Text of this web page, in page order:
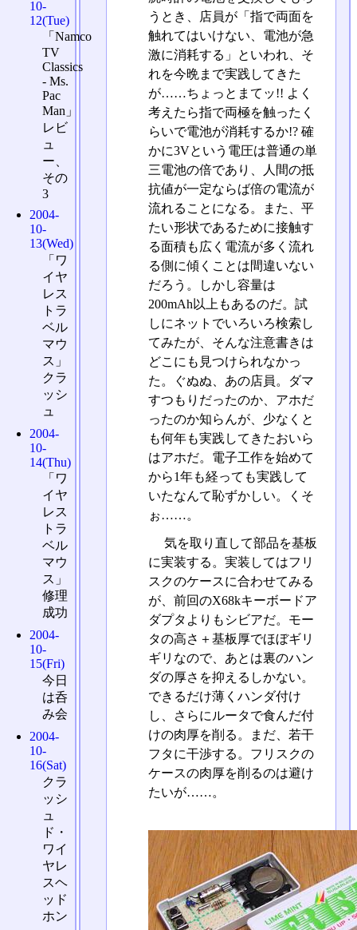
うとき、店員が「指で両面を
触れてはいけない、電池が急
激に消耗する」といわれ、そ
れを今晩まで実践してきた
が……ちょっとまてッ!! よく
考えたら指で両極を触ったく
らいで電池が消耗するか!? 確
かに3Vという電圧は普通の単
三電池の倍であり、人間の抵
抗値が一定ならば倍の電流が
流れることになる。また、平
たい形状であるために接触す
る面積も広く電流が多く流れ
る側に傾くことは間違いない
だろう。しかし容量は
200mAh以上もあるのだ。試
しにネットでいろいろ検索し
てみたが、そんな注意書きは
どこにも見つけられなかっ
た。ぐぬぬ、あの店員。ダマ
すつもりだったのか、アホだ
ったのか知らんが、少なくと
も何年も実践してきたおいら
はアホだ。電子工作を始めて
から1年も経っても実践して
いたなんて恥ずかしい。くそ
ぉ……。
気を取り直して部品を基板
に実装する。実装してはフリ
スクのケースに合わせてみる
が、前回のX68kキーボードア
ダプタよりもシビアだ。モー
タの高さ＋基板厚でほぼギリ
ギリなので、あとは裏のハン
ダの厚さを抑えるしかない。
できるだけ薄くハンダ付け
し、さらにルータで食んだ付
けの肉厚を削る。まだ、若干
フタに干渉する。フリスクの
ケースの肉厚を削るのは避け
たいが……。
10-
12(Tue)
「Namco
TV
Classics
- Ms.
Pac
Man」
レビ
ュ
ー、
その
3
2004-
10-
13(Wed)
「ワ
イヤ
レス
トラ
ベル
マウ
ス」
クラ
ッシ
ュ
2004-
10-
14(Thu)
「ワ
イヤ
レス
トラ
ベル
マウ
ス」
修理
成功
2004-
10-
15(Fri)
今日
は呑
み会
2004-
10-
16(Sat)
クラ
ッシ
ュ
ド・
ワイ
ヤレ
スヘ
ッド
ホン